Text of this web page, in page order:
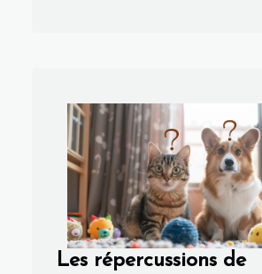
Les répercussions de